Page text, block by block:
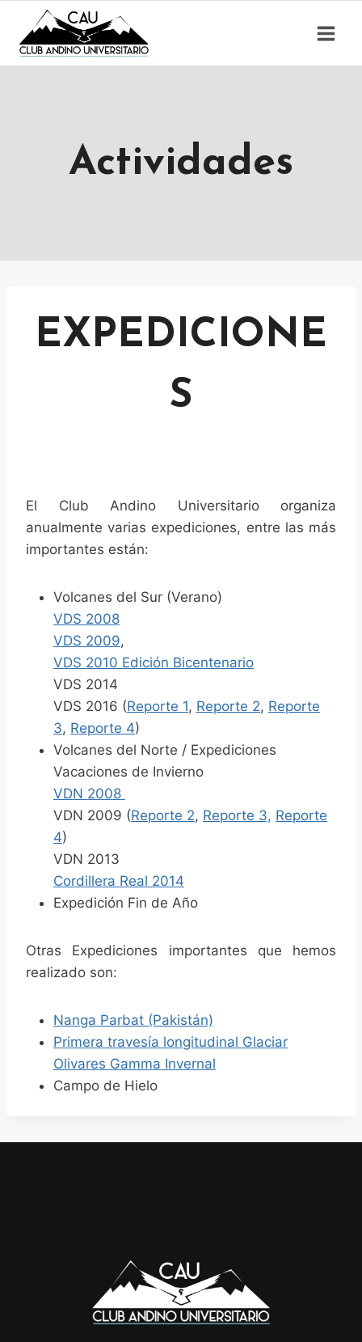
contenido
Actividades
EXPEDICIONE
S
El Club Andino Universitario organiza
anualmente varias expediciones, entre las más
importantes están:
Volcanes del Sur (Verano)
VDS 2008
VDS 2009,
VDS 2010 Edición Bicentenario
VDS 2014
VDS 2016 (Reporte 1, Reporte 2, Reporte
3, Reporte 4)
Volcanes del Norte / Expediciones
Vacaciones de Invierno
VDN 2008
VDN 2009 (Reporte 2, Reporte 3, Reporte
4)
VDN 2013
Cordillera Real 2014
Expedición Fin de Año
Otras Expediciones importantes que hemos
realizado son:
Nanga Parbat (Pakistán)
Primera travesía longitudinal Glaciar
Olivares Gamma Invernal
Campo de Hielo